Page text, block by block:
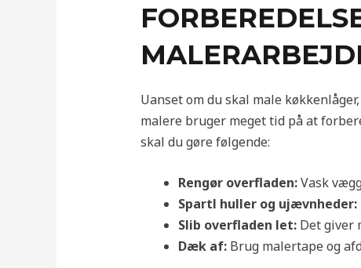
Uanset om du skal male
malere bruger meget tid på at
skal du gøre følgende:
Rengør overfladen:Vask
Spartl huller og ujævnheder:
Slib overfladen let:Det giver
Dæk af:Brug malertape og